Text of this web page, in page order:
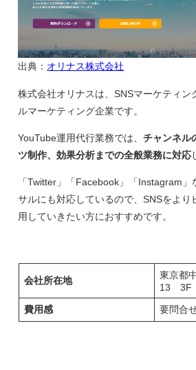
出典： オリナス株式会社
株式会社オリナスは、SNSマーケティン
ルマーケティング企業です。
YouTube運用代行業務では、チャンネル
ツ制作、効果分析までの全般業務に対応
「Twitter」「Facebook」「Instagram
サルにも対応しているので、SNSをより
用していきたい方におすすめです。
会社所在地
東京都
13 3F
費用感
要問合